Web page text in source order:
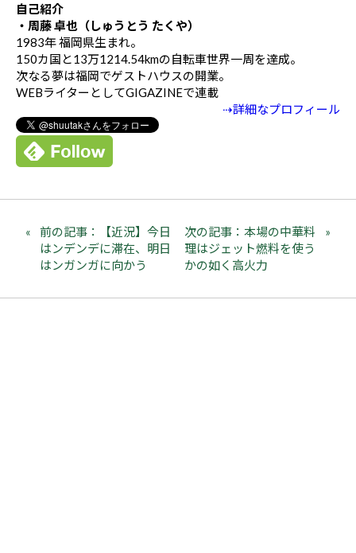
自己紹介
・周藤 卓也（しゅうとう たくや）
1983年 福岡県生まれ。
150カ国と13万1214.54kmの自転車世界一周を達成。
次なる夢は福岡でゲストハウスの開業。
WEBライターとしてGIGAZINEで連載
⇢詳細なプロフィール
前の記事：【近況】今日
はンデンデに滞在、明日
はンガンガに向かう
次の記事：本場の中華料
理はジェット燃料を使う
かの如く高火力